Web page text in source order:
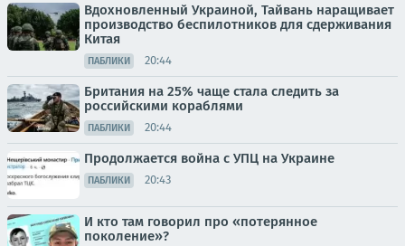
Вдохновленный Украиной, Тайвань наращивает
производство беспилотников для сдерживания
Китая
ПАБЛИКИ 20:44
Британия на 25% чаще стала следить за
российскими кораблями
ПАБЛИКИ 20:44
Продолжается война с УПЦ на Украине
ПАБЛИКИ 20:43
И кто там говорил про «потерянное
поколение»?